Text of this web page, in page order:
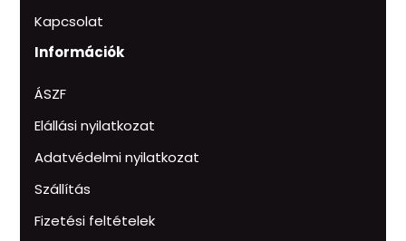
Kapcsolat
Információk
ÁSZF
Elállási nyilatkozat
Adatvédelmi nyilatkozat
Szállítás
Fizetési feltételek